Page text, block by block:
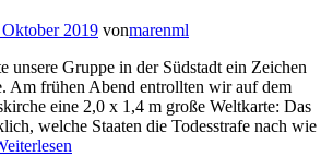
2019 vonmarenml
unsere Gruppe in der Südstadt ein Zeichen
Am frühen Abend entrollten wir auf dem
eine 2,0 x 1,4 m große Weltkarte: Das
welche Staaten die Todesstrafe nach wie